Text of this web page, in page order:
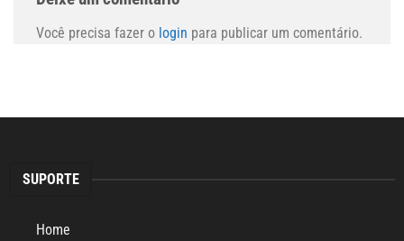
Você precisa fazer o login para publicar um comentário.
SUPORTE
Home